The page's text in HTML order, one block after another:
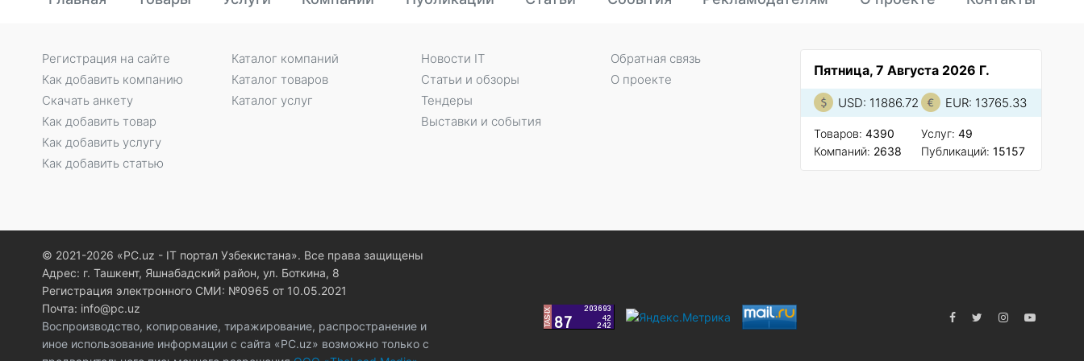
Пятница, 7 Августа 2026 Г.
USD: 11886.72 EUR: 13765.33
Товаров: 4390
Компаний: 2638
Услуг: 49
Публикаций: 15157
Регистрация на сайте
Как добавить компанию
Скачать анкету
Как добавить товар
Как добавить услугу
Как добавить статью
Каталог компаний
Каталог товаров
Каталог услуг
Новости IT
Статьи и обзоры
Тендеры
Выставки и события
Обратная связь
О проекте
© 2021-2026 «PC.uz - IT портал Узбекистана». Все права защищены
Адрес: г. Ташкент, Яшнабадский район, ул. Боткина, 8
Регистрация электронного СМИ: №0965 от 10.05.2021
Почта: info@pc.uz
Воспроизводство, копирование, тиражирование, распространение и
иное использование информации с сайта «PC.uz» возможно только с